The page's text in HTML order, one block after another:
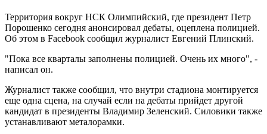
Территория вокруг НСК Олимпийский, где президент Петр
Порошенко сегодня анонсировал дебаты, оцеплена полицией.
Об этом в Facebook сообщил журналист Евгений Плинский.
"Пока все кварталы заполнены полицией. Очень их много", -
написал он.
Журналист также сообщил, что внутри стадиона монтируется
еще одна сцена, на случай если на дебаты прийдет другой
кандидат в президенты Владимир Зеленский. Силовики также
устанавливают металорамки.